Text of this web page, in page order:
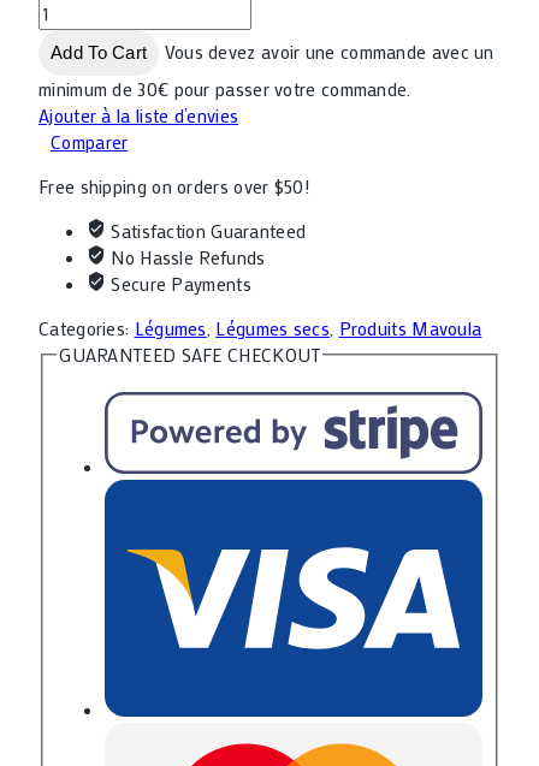
Add To Cart
Vous devez avoir une commande avec un
minimum de 30€ pour passer votre commande.
Ajouter à la liste d’envies
Comparer
Free shipping on orders over $50!
Satisfaction Guaranteed
No Hassle Refunds
Secure Payments
Categories: Légumes Légumes secs Produits Mavoula
GUARANTEED SAFE CHECKOUT